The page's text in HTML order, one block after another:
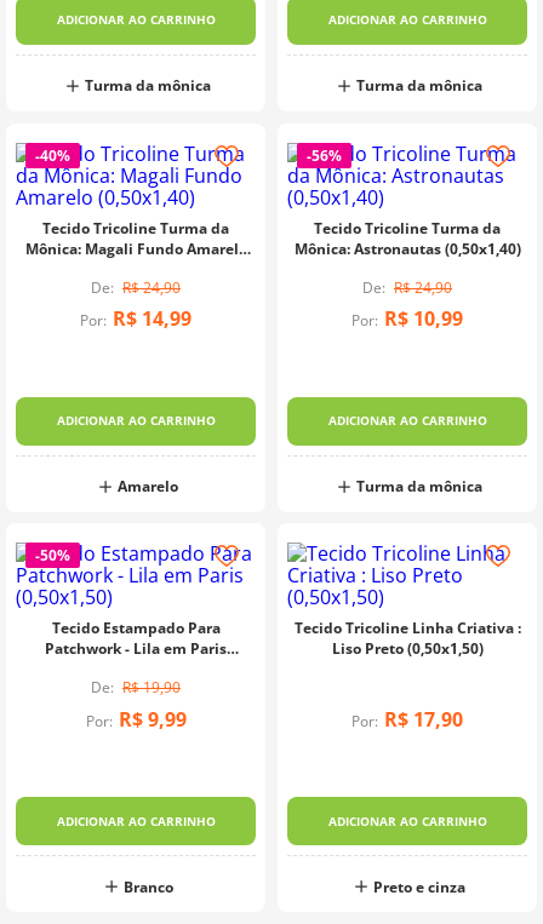
ADICIONAR AO CARRINHO
Turma da mônica
ADICIONAR AO CARRINHO
Turma da mônica
-40%
Tecido Tricoline Turma da
Mônica: Magali Fundo Amarelo
R$24,90
Por: R$ 14,99
ADICIONAR AO CARRINHO
Amarelo
-56%
Tecido Tricoline Turma da
Mônica: Astronautas (0,50x1,40)
R$24,90
Por: R$ 10,99
ADICIONAR AO CARRINHO
Turma da mônica
-50%
Tecido Estampado Para
Patchwork - Lila em Paris
R$19,90
Por: R$ 9,99
ADICIONAR AO CARRINHO
Branco
Tecido Tricoline Linha Criativa :
Liso Preto (0,50x1,50)
Por: R$ 17,90
ADICIONAR AO CARRINHO
Preto e cinza